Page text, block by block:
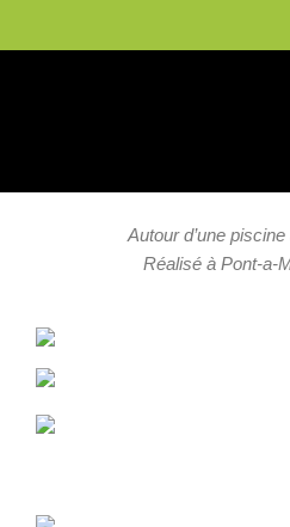
Terrasse de
Autour d’une
Réalisé à Pont-a-